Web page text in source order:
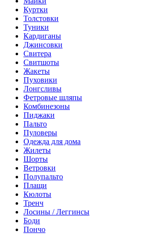
Куртки
Толстовки
Туники
Кардиганы
Джинсовки
Свитера
Свитшоты
Жакеты
Пуховики
Лонгсливы
Фетровые шляпы
Комбинезоны
Пиджаки
Пальто
Пуловеры
Одежда для дома
Жилеты
Шорты
Ветровки
Полупальто
Плащи
Кюлоты
Тренч
Лосины / Леггинсы
Боди
Пончо